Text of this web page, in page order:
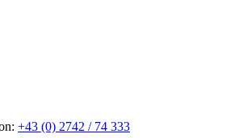
+43 (0) 2742 / 74 333